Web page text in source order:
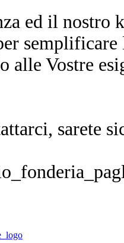
ed il nostro
alle Vostre
sarete